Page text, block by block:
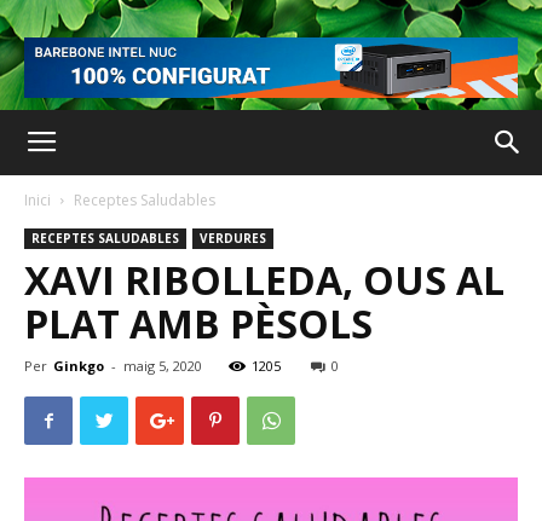
Inici Receptes Saludables
RECEPTES SALUDABLES VERDURES
XAVI RIBOLLEDA, OUS AL
PLAT AMB PÈSOLS
Per Ginkgo - maig 5, 2020 1205 0